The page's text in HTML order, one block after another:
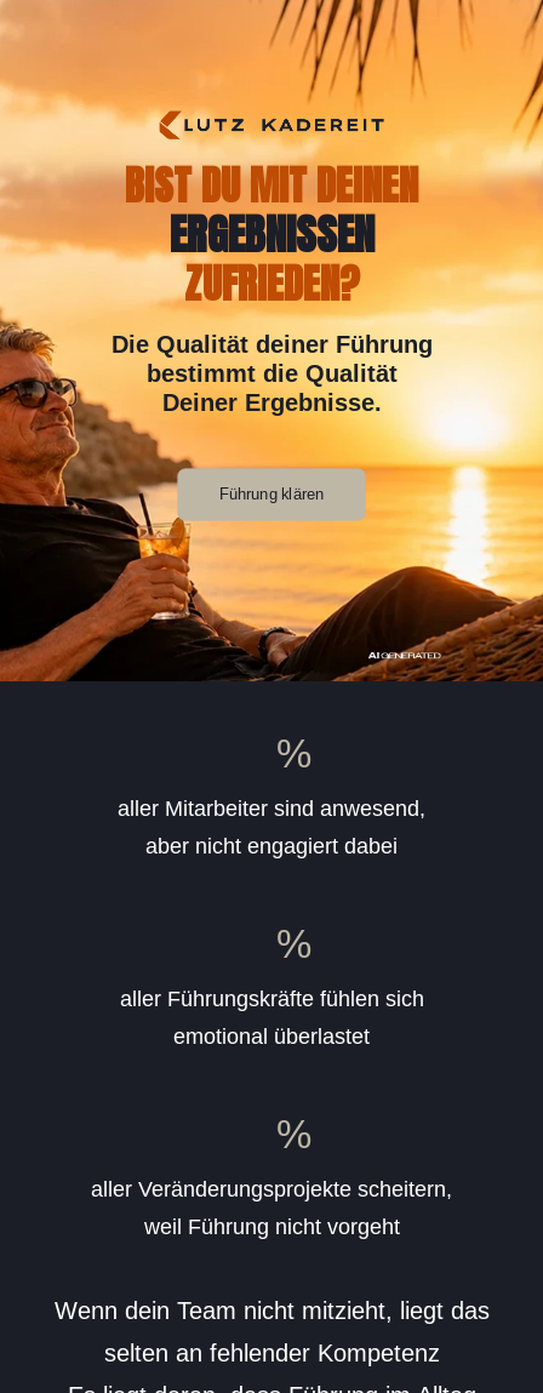
BIST DU MIT DEINEN
ERGEBNISSEN
ZUFRIEDEN?
Die Qualität deiner Führung
bestimmt die Qualität
Deiner Ergebnisse.
Führung klären
%
aller Mitarbeiter sind anwesend,
aber nicht engagiert dabei
%
aller Führungskräfte fühlen sich
emotional überlastet
%
aller Veränderungsprojekte scheitern,
weil Führung nicht vorgeht
Wenn dein Team nicht mitzieht, liegt das
selten an fehlender Kompetenz